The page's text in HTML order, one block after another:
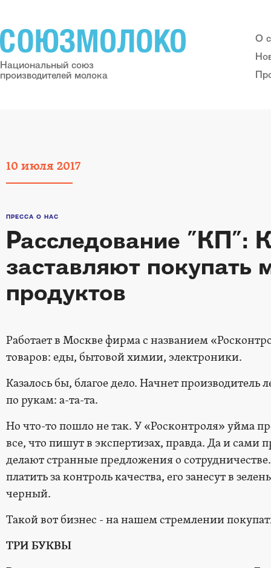
Национальный союз
производителей молока
О
10 июля 2017
ПРЕССА О НАС
Расследование "КП":
заставляют покупать
продуктов
Работает в Москве фирма с названием
товаров: еды, бытовой химии, электроники.
Казалось бы, благое дело. Начнет производитель
по рукам: а-та-та.
Но что-то пошло не так. У «Рос­контроля» уйма
все, что пишут в экспертизах, правда. Да и сами
делают странные предложения о
платить за контроль качества, его занесут в
черный.
Такой вот бизнес - на нашем стремлении
ТРИ БУКВЫ